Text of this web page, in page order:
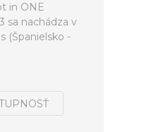
in ONE
sa nachádza v
(Španielsko -